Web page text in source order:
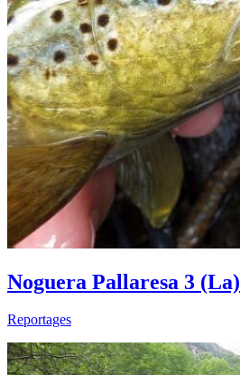
Noguera Pallaresa 3 (La)
Reportages